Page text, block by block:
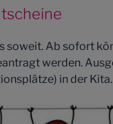
soweit. Ab sofort
werden.
in der